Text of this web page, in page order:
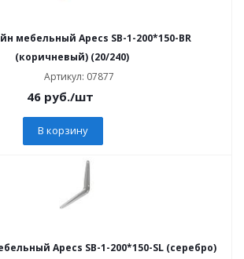
мебельный Apecs SB-1-200*150-BR
(коричневый) (20/240)
Артикул: 07877
46руб./шт
В корзину
Apecs SB-1-200*150-SL (серебро)